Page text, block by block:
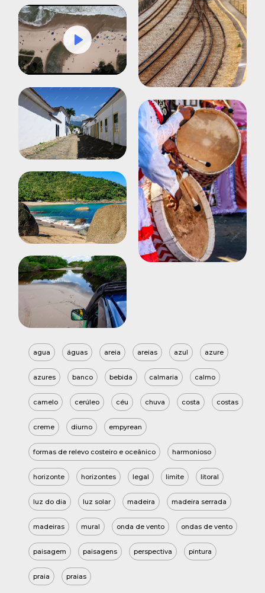
Mute Settings
Play
agua águas areia areias azul azure
azures banco bebida calmaria calmo
camelo cerúleo céu chuva costa costas
creme diurno empyrean
formas de relevo costeiro e oceânico harmonioso
horizonte horizontes legal limite litoral
luz do dia luz solar madeira madeira serrada
madeiras mural onda de vento ondas de vento
paisagem paisagens perspectiva pintura
praia praias